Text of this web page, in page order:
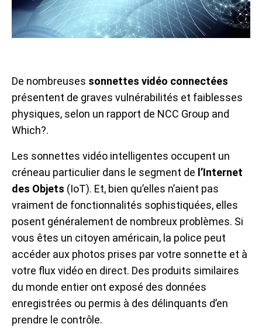
De nombreuses sonnettes vidéo connectées
présentent de graves vulnérabilités et faiblesses
physiques, selon un rapport de NCC Group and
Which?.
Les sonnettes vidéo intelligentes occupent un
créneau particulier dans le segment de l’Internet
des Objets (IoT). Et, bien qu’elles n’aient pas
vraiment de fonctionnalités sophistiquées, elles
posent généralement de nombreux problèmes. Si
vous êtes un citoyen américain, la police peut
accéder aux photos prises par votre sonnette et à
votre flux vidéo en direct. Des produits similaires
du monde entier ont exposé des données
enregistrées ou permis à des délinquants d’en
prendre le contrôle.